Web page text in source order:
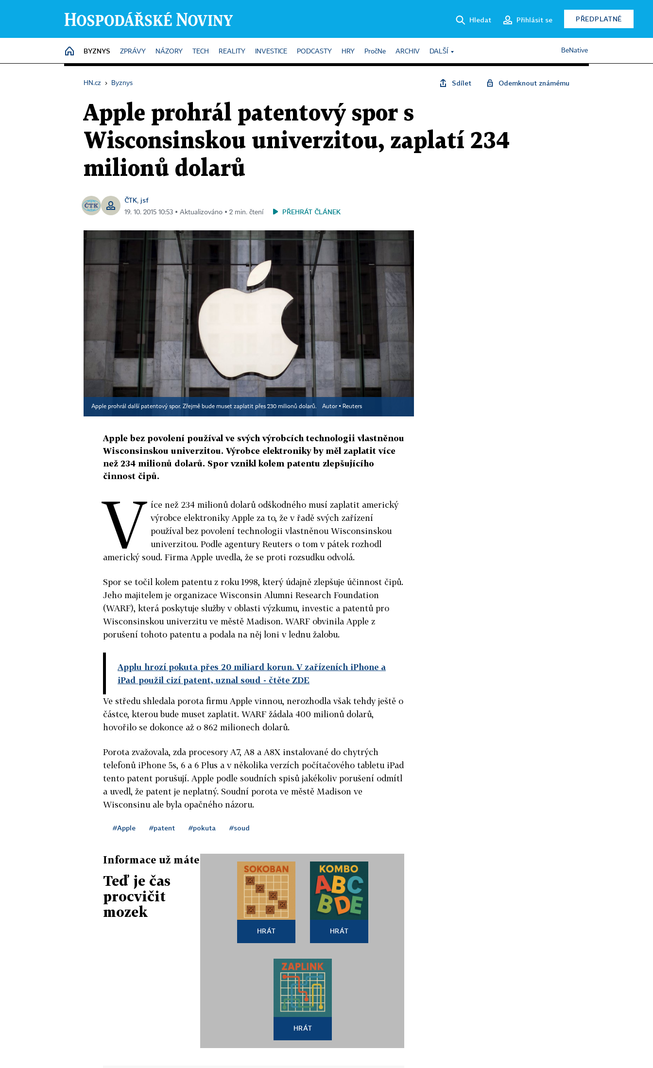
Hledat Přihlásit se PŘEDPLATNÉ
HOME
BYZNYS ZPRÁVY NÁZORY TECH REALITY INVESTICE PODCASTY HRY PročNe ARCHIV DALŠÍ BeNative
HN.cz › Byznys Sdílet Odemknout známému
Apple prohrál patentový spor s
Wisconsinskou univerzitou, zaplatí 234
milionů dolarů
ČTK, jsf
19. 10. 2015 10:53 ▪ Aktualizováno ▪ 2 min. čtení PŘEHRÁT ČLÁNEK
Apple prohrál další patentový spor. Zřejmě bude muset zaplatit přes 230 milionů dolarů. Autor ▪ Reuters
Apple bez povolení používal ve svých výrobcích technologii vlastněnou
Wisconsinskou univerzitou. Výrobce elektroniky by měl zaplatit více
než 234 milionů dolarů. Spor vznikl kolem patentu zlepšujícího
činnost čipů.
V íce než 234 milionů dolarů odškodného musí zaplatit americký
výrobce elektroniky Apple za to, že v řadě svých zařízení
používal bez povolení technologii vlastněnou Wisconsinskou
univerzitou. Podle agentury Reuters o tom v pátek rozhodl
americký soud. Firma Apple uvedla, že se proti rozsudku odvolá.
Spor se točil kolem patentu z roku 1998, který údajně zlepšuje účinnost čipů.
Jeho majitelem je organizace Wisconsin Alumni Research Foundation
(WARF), která poskytuje služby v oblasti výzkumu, investic a patentů pro
Wisconsinskou univerzitu ve městě Madison. WARF obvinila Apple z
porušení tohoto patentu a podala na něj loni v lednu žalobu.
Applu hrozí pokuta přes 20 miliard korun. V zařízeních iPhone a
iPad použil cizí patent, uznal soud - čtěte ZDE
Ve středu shledala porota firmu Apple vinnou, nerozhodla však tehdy ještě o
částce, kterou bude muset zaplatit. WARF žádala 400 milionů dolarů,
hovořilo se dokonce až o 862 milionech dolarů.
Porota zvažovala, zda procesory A7, A8 a A8X instalované do chytrých
telefonů iPhone 5s, 6 a 6 Plus a v několika verzích počítačového tabletu iPad
tento patent porušují. Apple podle soudních spisů jakékoliv porušení odmítl
a uvedl, že patent je neplatný. Soudní porota ve městě Madison ve
Wisconsinu ale byla opačného názoru.
#Apple #patent #pokuta #soud
Informace už máte
Teď je čas
procvičit
mozek
HRÁT HRÁT
HRÁT